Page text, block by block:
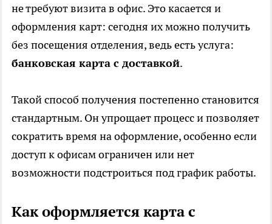
не требуют визита в офис. Это касается и
оформления карт: сегодня их можно получить
без посещения отделения, ведь есть услуга:
банковская карта с доставкой.
Такой способ получения постепенно становится
стандартным. Он упрощает процесс и позволяет
сократить время на оформление, особенно если
доступ к офисам ограничен или нет
возможности подстроиться под график работы.
Как оформляется карта с